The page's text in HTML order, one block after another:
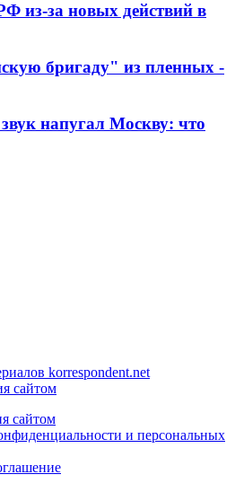
из-за новых действий в
бригаду" из пленных -
напугал Москву: что
korrespondent.net
сайтом
сайтом
и персональных